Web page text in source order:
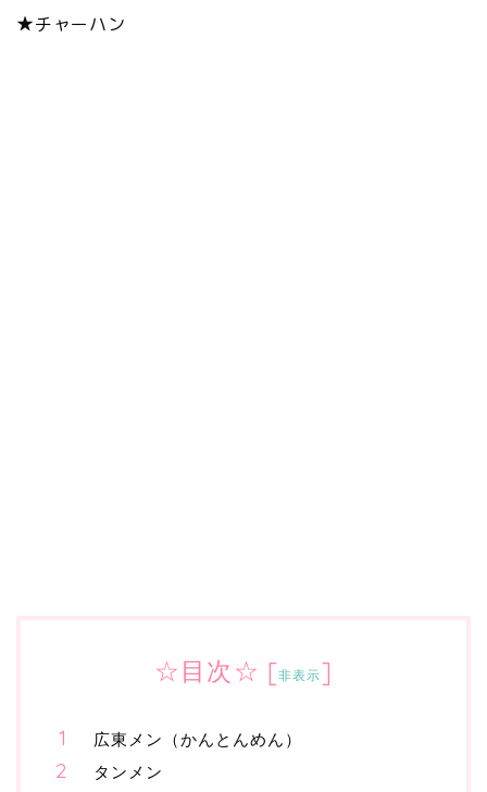
★チャーハン
☆目次☆ [非表示]
広東メン（かんとんめん）
タンメン